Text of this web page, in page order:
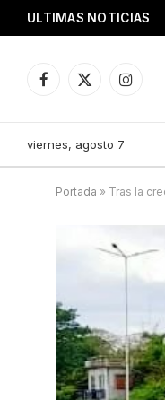
ULTIMAS NOTICIAS
Facebook
X
viernes, agosto 7
Portada » Tras la